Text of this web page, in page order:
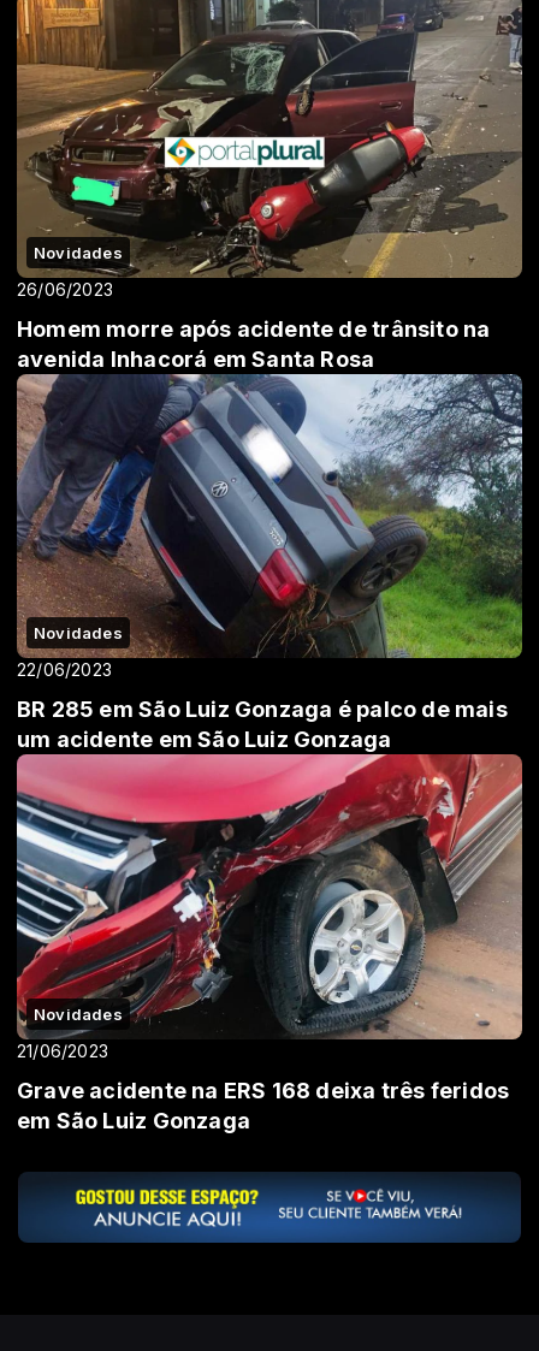
Novidades
26/06/2023
Homem morre após acidente de trânsito na
avenida Inhacorá em Santa Rosa
Novidades
22/06/2023
BR 285 em São Luiz Gonzaga é palco de mais
um acidente em São Luiz Gonzaga
Novidades
21/06/2023
Grave acidente na ERS 168 deixa três feridos
em São Luiz Gonzaga